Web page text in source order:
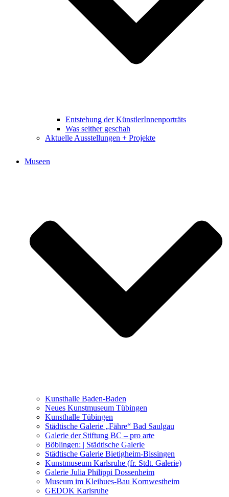
Entstehung der KünstlerInnenporträts
Was seither geschah
Aktuelle Ausstellungen + Projekte
Was seither geschah
Kunstwettbewerbe, Ausschreibungen für Künstler
Museen
Kunsthalle Baden-Baden
Neues Kunstmuseum Tübingen
Kunsthalle Tübingen
Städtische Galerie „Fähre“ Bad Saulgau
Galerie der Stiftung BC – pro arte
Böblingen: | Städtische Galerie
Städtische Galerie Bietigheim-Bissingen
Kunstmuseum Karlsruhe (fr. Stdt. Galerie)
Galerie Julia Philippi Dossenheim
Museum im Kleihues-Bau Kornwestheim
GEDOK Karlsruhe